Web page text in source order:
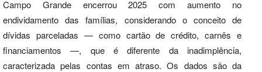
Campo Grande encerrou 2025 com aumento no
endividamento das famílias, considerando o conceito de
dívidas parceladas — como cartão de crédito, carnês e
financiamentos —, que é diferente da inadimplência,
caracterizada pelas contas em atraso. Os dados são da